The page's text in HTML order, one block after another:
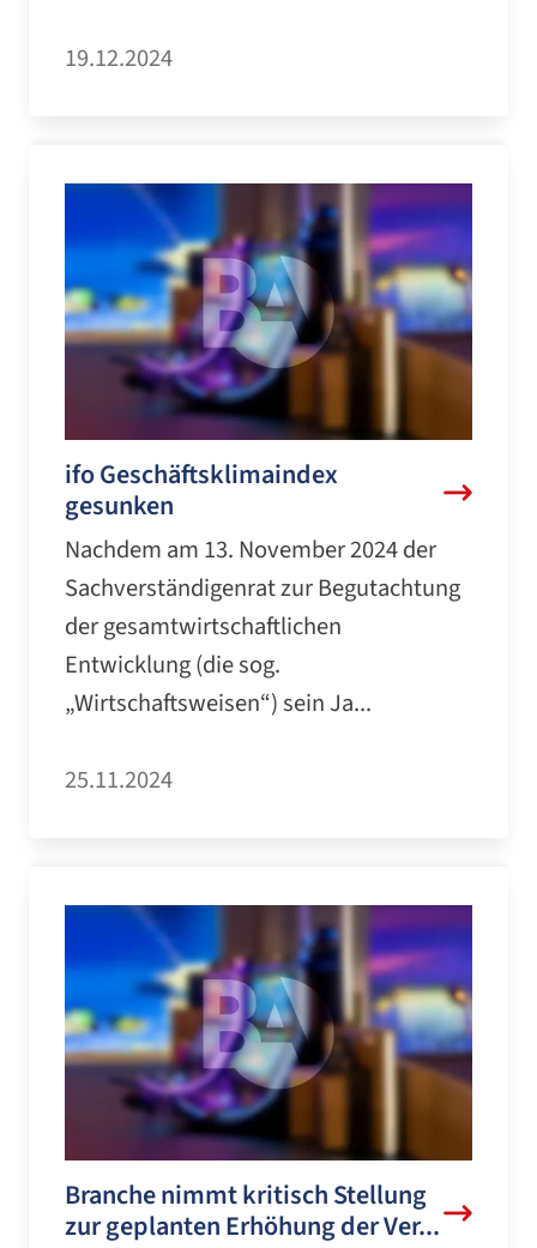
19.12.2024
ifo Geschäftsklimaindex
gesunken
Nachdem am 13. November 2024 der
Sachverständigenrat zur Begutachtung
der gesamtwirtschaftlichen
Entwicklung (die sog.
„Wirtschaftsweisen“) sein Ja...
25.11.2024
Branche nimmt kritisch Stellung
zur geplanten Erhöhung der Ver...